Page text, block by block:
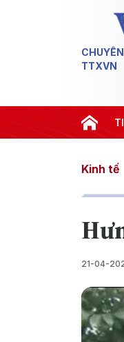
TTXVN
khai thác IUU
Kinh tế
21-04-